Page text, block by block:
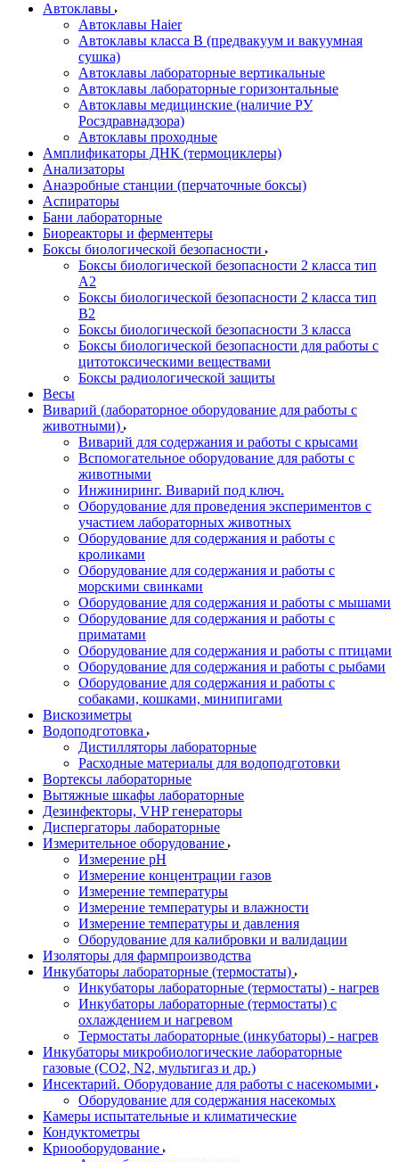
Автоклавы
Автоклавы Haier
Автоклавы класса B (предвакуум и вакуумная
сушка)
Автоклавы лабораторные вертикальные
Автоклавы лабораторные горизонтальные
Автоклавы медицинские (наличие РУ
Росздравнадзора)
Автоклавы проходные
Амплификаторы ДНК (термоциклеры)
Анализаторы
Анаэробные станции (перчаточные боксы)
Аспираторы
Бани лабораторные
Биореакторы и ферментеры
Боксы биологической безопасности
Боксы биологической безопасности 2 класса тип
A2
Боксы биологической безопасности 2 класса тип
B2
Боксы биологической безопасности 3 класса
Боксы биологической безопасности для работы с
цитотоксическими веществами
Боксы радиологической защиты
Весы
Виварий (лабораторное оборудование для работы с
животными)
Виварий для содержания и работы с крысами
Вспомогательное оборудование для работы с
животными
Инжиниринг. Виварий под ключ.
Оборудование для проведения экспериментов с
участием лабораторных животных
Оборудование для содержания и работы с
кроликами
Оборудование для содержания и работы с
морскими свинками
Оборудование для содержания и работы с мышами
Оборудование для содержания и работы с
приматами
Оборудование для содержания и работы с птицами
Оборудование для содержания и работы с рыбами
Оборудование для содержания и работы с
собаками, кошками, минипигами
Вискозиметры
Водоподготовка
Дистилляторы лабораторные
Расходные материалы для водоподготовки
Вортексы лабораторные
Вытяжные шкафы лабораторные
Дезинфекторы, VHP генераторы
Диспергаторы лабораторные
Измерительное оборудование
Измерение pH
Измерение концентрации газов
Измерение температуры
Измерение температуры и влажности
Измерение температуры и давления
Оборудование для калибровки и валидации
Изоляторы для фармпроизводства
Инкубаторы лабораторные (термостаты)
Инкубаторы лабораторные (термостаты) - нагрев
Инкубаторы лабораторные (термостаты) с
охлаждением и нагревом
Термостаты лабораторные (инкубаторы) - нагрев
Инкубаторы микробиологические лабораторные
газовые (CO2, N2, мультигаз и др.)
Инсектарий. Оборудование для работы с насекомыми
Оборудование для содержания насекомых
Камеры испытательные и климатические
Кондуктометры
Криооборудование